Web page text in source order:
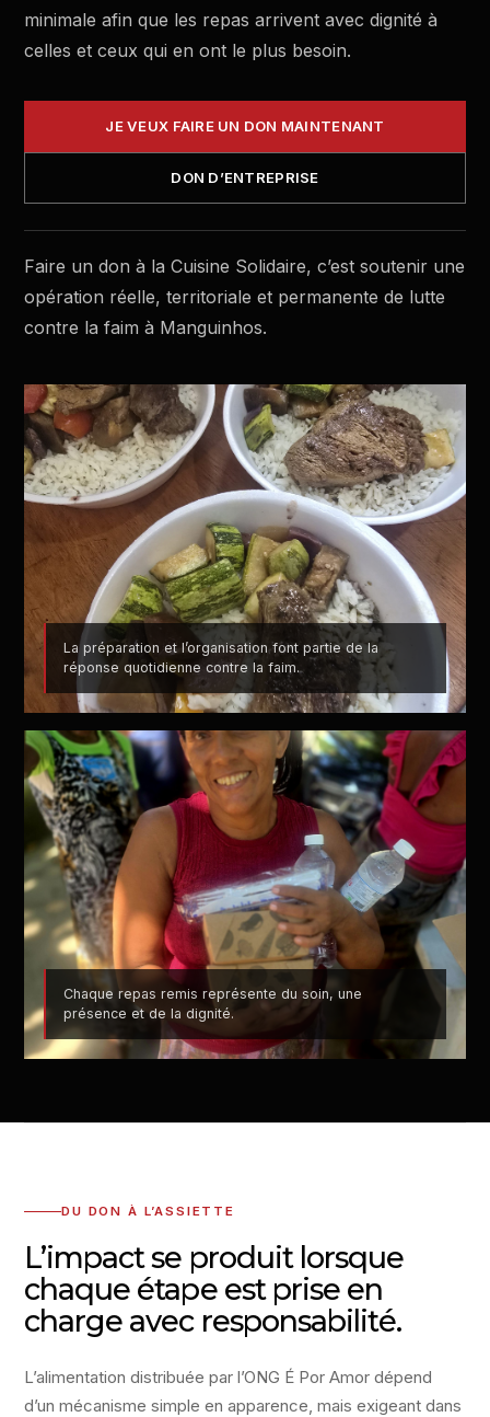
minimale afin que les repas arrivent avec dignité à
celles et ceux qui en ont le plus besoin.
JE VEUX FAIRE UN DON MAINTENANT
DON D’ENTREPRISE
Faire un don à la Cuisine Solidaire, c’est soutenir une
opération réelle, territoriale et permanente de lutte
contre la faim à Manguinhos.
La préparation et l’organisation font partie de la
réponse quotidienne contre la faim.
Chaque repas remis représente du soin, une
présence et de la dignité.
DU DON À L’ASSIETTE
L’impact se produit lorsque
chaque étape est prise en
charge avec responsabilité.
L’alimentation distribuée par l’ONG É Por Amor dépend
d’un mécanisme simple en apparence, mais exigeant dans